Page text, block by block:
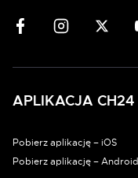
APLIKACJA CH24
Pobierz aplikację – iOS
Pobierz aplikację – Android